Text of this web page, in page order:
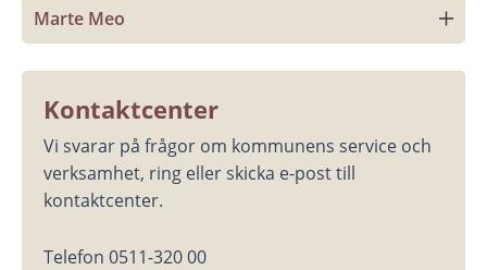
Marte Meo
Kontaktcenter
Vi svarar på frågor om kommunens service och
verksamhet, ring eller skicka e-post till
kontaktcenter.
Telefon 0511-320 00